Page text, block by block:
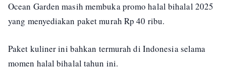
Ocean Garden masih membuka promo halal bihalal 2025
yang menyediakan paket murah Rp 40 ribu.
Paket kuliner ini bahkan termurah di Indonesia selama
momen halal bihalal tahun ini.